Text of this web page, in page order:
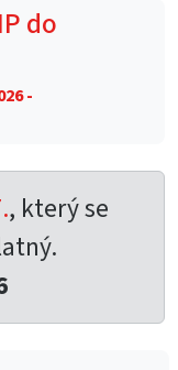
do
-
, který se